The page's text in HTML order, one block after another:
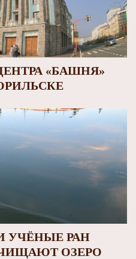
«БАШНЯ»
УЧЁНЫЕ РАН
ОЗЕРО